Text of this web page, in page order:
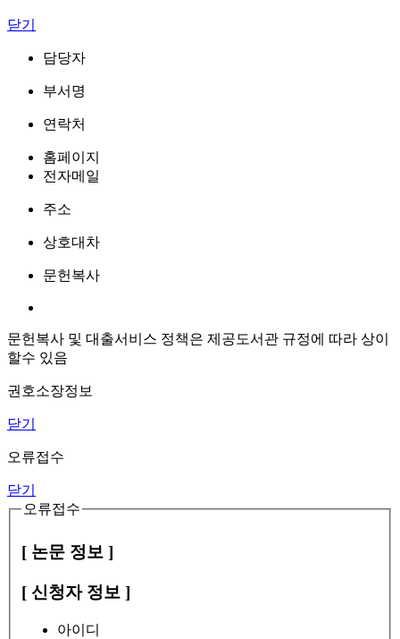
닫기
담당자
부서명
연락처
홈페이지
전자메일
주소
상호대차
문헌복사
문헌복사 및 대출서비스 정책은 제공도서관 규정에 따라 상이
할수 있음
권호소장정보
닫기
오류접수
닫기
오류접수
[ 논문 정보 ]
[ 신청자 정보 ]
아이디